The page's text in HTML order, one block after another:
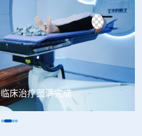
半年农水产品放射性检测结果达标